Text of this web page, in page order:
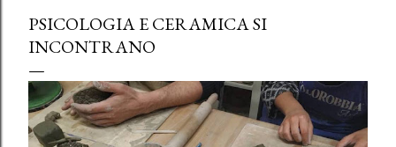
PSICOLOGIA E CERAMICA SI
INCONTRANO